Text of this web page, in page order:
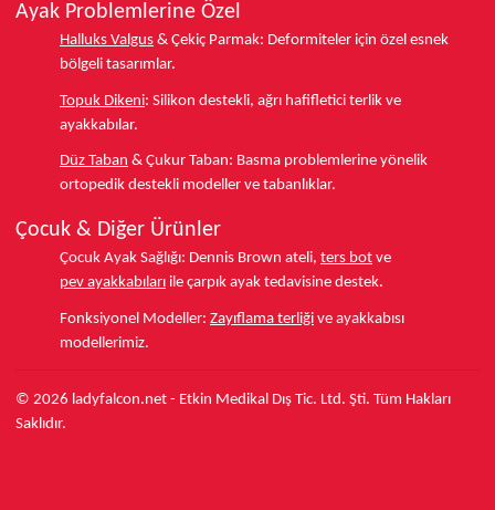
Ayak Problemlerine Özel
Halluks Valgus & Çekiç Parmak: Deformiteler için özel esnek
bölgeli tasarımlar.
Topuk Dikeni: Silikon destekli, ağrı hafifletici terlik ve
ayakkabılar.
Düz Taban & Çukur Taban: Basma problemlerine yönelik
ortopedik destekli modeller ve tabanlıklar.
Çocuk & Diğer Ürünler
Çocuk Ayak Sağlığı: Dennis Brown ateli, ters bot ve
pev ayakkabıları ile çarpık ayak tedavisine destek.
Fonksiyonel Modeller: Zayıflama terliği ve ayakkabısı
modellerimiz.
© 2026 ladyfalcon.net - Etkin Medikal Dış Tic. Ltd. Şti. Tüm Hakları
Saklıdır.